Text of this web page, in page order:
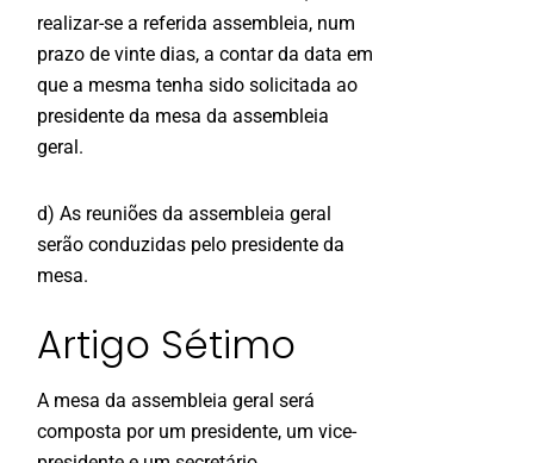
realizar-se a referida assembleia, num
prazo de vinte dias, a contar da data em
que a mesma tenha sido solicitada ao
presidente da mesa da assembleia
geral.
d) As reuniões da assembleia geral
serão conduzidas pelo presidente da
mesa.
Artigo Sétimo
A mesa da assembleia geral será
composta por um presidente, um vice-